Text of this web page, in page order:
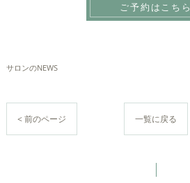
ご予約はこちら
サロンのNEWS
< 前のページ 一覧に戻る